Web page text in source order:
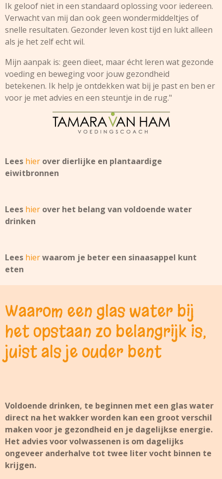
Ik geloof niet in een standaard oplossing voor iedereen.
Verwacht van mij dan ook geen wondermiddeltjes of
snelle resultaten. Gezonder leven kost tijd en lukt alleen
als je het zelf echt wil.
Mijn aanpak is: geen dieet, maar écht leren wat gezonde
voeding en beweging voor jouw gezondheid
betekenen. Ik help je ontdekken wat bij je past en ben er
voor je met advies en een steuntje in de rug."
Lees hier over dierlijke en plantaardige
eiwitbronnen
Lees hier over het belang van voldoende water
drinken
Lees hierwaarom je beter een sinaasappel kunt
eten
Waarom een glas water bij
het opstaan zo belangrijk is,
juist als je ouder bent
Voldoende drinken, te beginnen met een glas water
direct na het wakker worden kan een groot verschil
maken voor je gezondheid en je dagelijkse energie.
Het advies voor volwassenen is om dagelijks
ongeveer anderhalve tot twee liter vocht binnen te
krijgen.